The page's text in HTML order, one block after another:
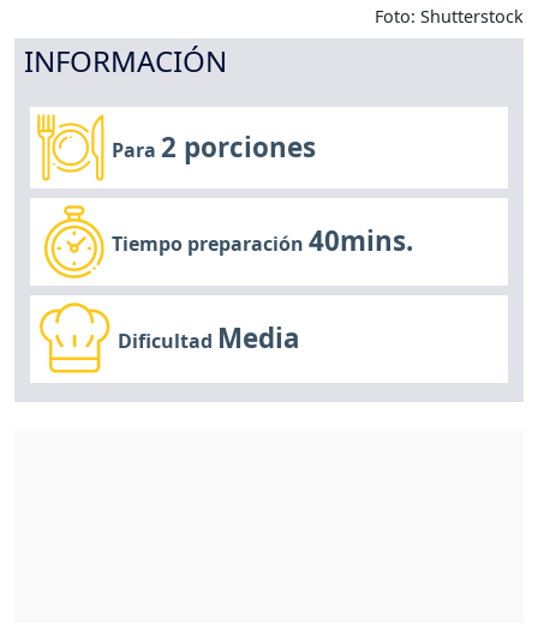
Foto: Shutterstock
INFORMACIÓN
Para 2 porciones
Tiempo preparación40mins.
Dificultad Media